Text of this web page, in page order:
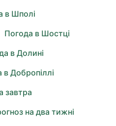
в Шполі
Погода в Шостці
в Долині
в Добропіллі
завтра
на два тижні